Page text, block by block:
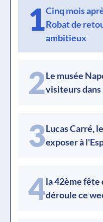
1Cinq mois
Robat de
ambitieux
2Le musée
visiteurs
3Lucas Carré,
exposer à
4la 42ème fête
déroule ce